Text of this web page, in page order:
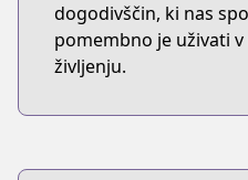
dogodivščin, ki nas
pomembno je uživati
življenju.